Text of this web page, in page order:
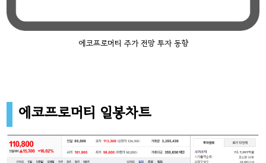
에코프로머티 주가 전망 투자 동향
에코프로머티 일봉차트